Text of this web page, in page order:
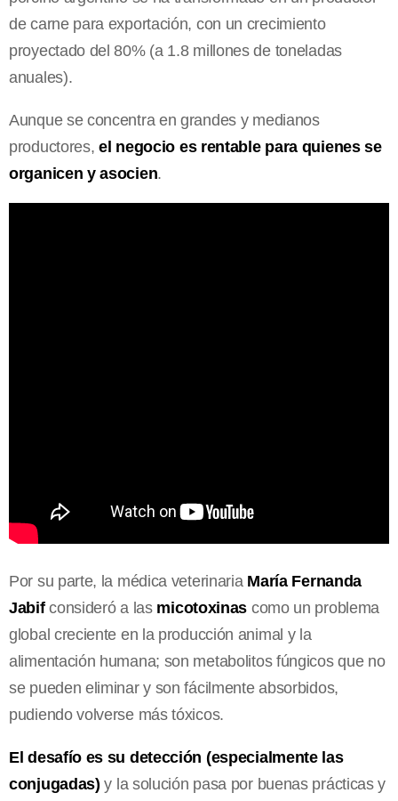
de carne para exportación, con un crecimiento
proyectado del 80% (a 1.8 millones de toneladas
anuales).
Aunque se concentra en grandes y medianos
productores,el negocio es rentable para quienes se
organicen y asocien.
Por su parte, la médica veterinaria María Fernanda
Jabifconsideró a las micotoxinas como un problema
global creciente en la producción animal y la
alimentación humana; son metabolitos fúngicos que no
se pueden eliminar y son fácilmente absorbidos,
pudiendo volverse más tóxicos.
El desafío es su detección (especialmente las
conjugadas) y la solución pasa por buenas prácticas y